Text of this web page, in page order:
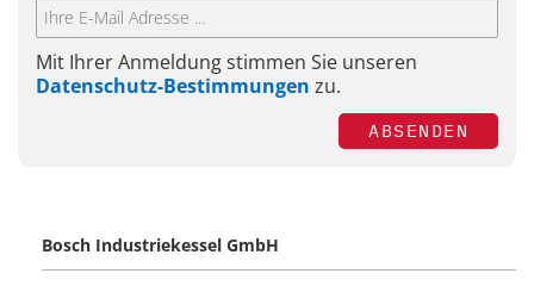
Mit Ihrer Anmeldung stimmen Sie unseren
Datenschutz-Bestimmungen zu.
ABSENDEN
Bosch Industriekessel GmbH